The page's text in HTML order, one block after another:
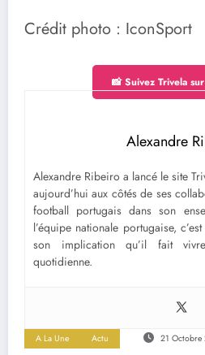
Crédit photo : IconSport
📸 Suivez Trivela
Alexandre
Alexandre Ribeiro a lancé le site
aujourd’hui aux côtés de ses
football portugais dans son
l’équipe nationale portugaise,
son implication qu’il fait
quotidienne.
A La Une Actu 21 Octobre